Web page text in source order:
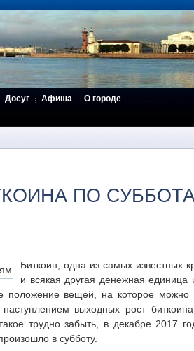
Досуг Афиша О городе
ПО
Биткоин, одна из самых известных
и всякая другая денежная единица
положение вещей, на которое
выходных рост
трудно забыть, в декабре 2017
в субботу.